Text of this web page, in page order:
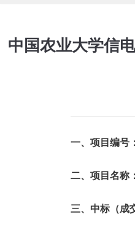
中国农业大学信
一、项目编号
二、项目名称
三、中标（成